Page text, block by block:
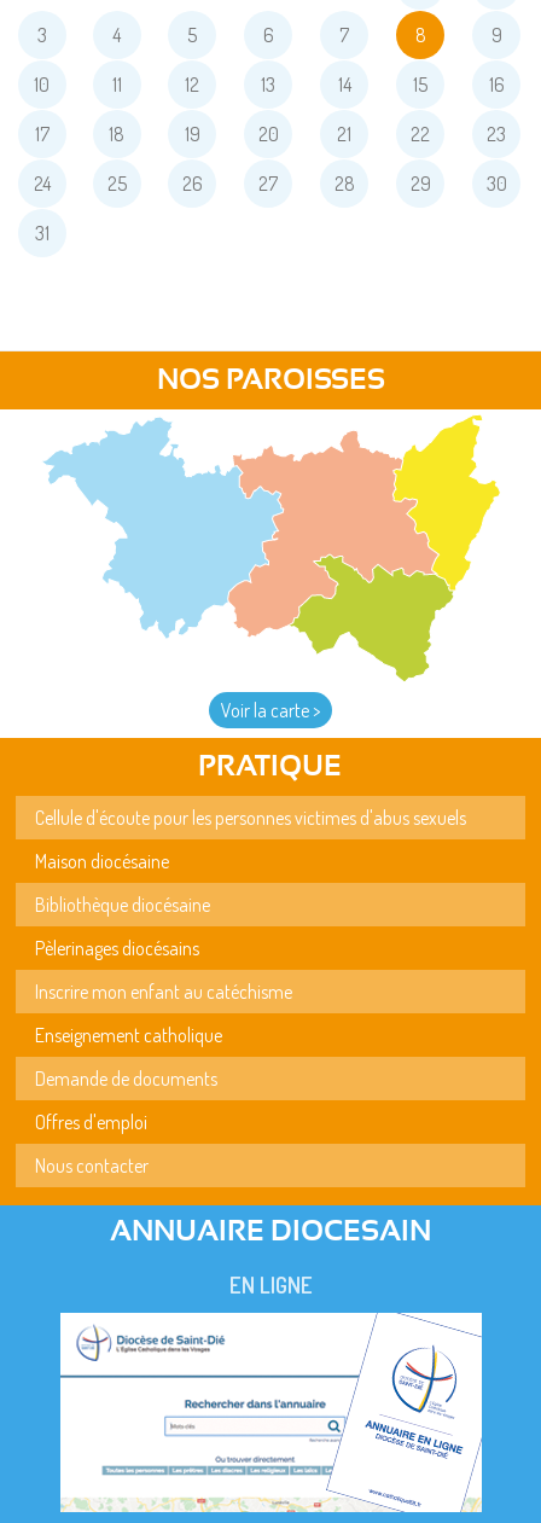
3 4 5 6 7 8 9
10 11 12 13 14 15 16
17 18 19 20 21 22 23
24 25 26 27 28 29 30
31
NOS PAROISSES
Voir la carte >
PRATIQUE
Cellule d'écoute pour les personnes victimes d'abus sexuels
Maison diocésaine
Bibliothèque diocésaine
Pèlerinages diocésains
Inscrire mon enfant au catéchisme
Enseignement catholique
Demande de documents
Offres d'emploi
Nous contacter
ANNUAIRE DIOCESAIN
EN LIGNE